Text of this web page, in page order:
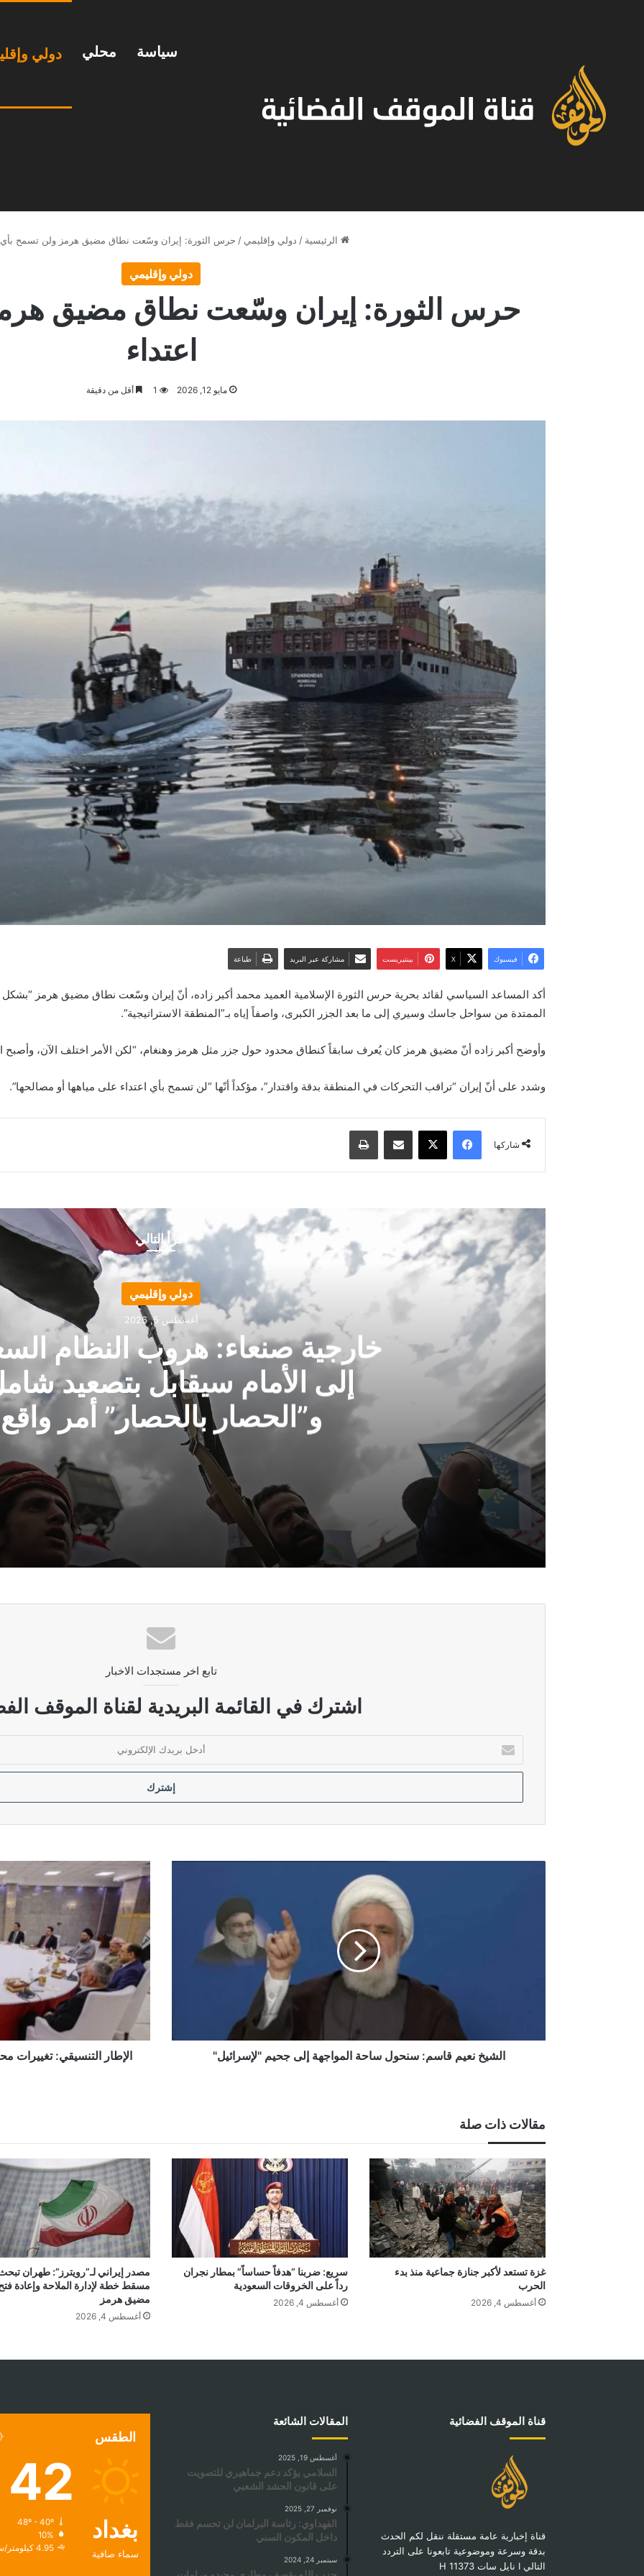
سياسة محلي دولي
الرئيسية / دولي وإقليمي / حرس الثورة: إيران وسّعت نطاق مضيق هرمز ولن تسمح بأي
دولي وإقليمي
حرس الثورة: إيران وسّعت نطاق مضيق
اعتداء
مايو 12, 2026 1 أقل من دقيقة
فيسبوك ‫X بينتيريست مشاركة عبر البريد طباعة
أكد المساعد السياسي لقائد بحرية حرس الثورة الإسلامية العميد محمد أكبر زاده، أنّ إيران وسّعت نطاق مضيق هرمز
الممتدة من سواحل جاسك وسيري إلى ما بعد الجزر الكبرى، واصفاً إياه بـ”المنطقة الاستراتيجية”.
وأوضح أكبر زاده أنّ مضيق هرمز كان يُعرف سابقاً كنطاق محدود حول جزر مثل هرمز وهنغام، “لكن الأمر اختلف الآن،
وشدد على أنّ إيران “تراقب التحركات في المنطقة بدقة واقتدار”، مؤكداً أنّها “لن تسمح بأي اعتداء على مياهها أو مصالحها”.
شاركها
فيسبوك ‫X مشاركة عبر البريد طباعة
أقرأ التالي
دولي وإقليمي
أغسطس 5, 2026
خارجية صنعاء: هروب النظام
إلى الأمام سيقابل بتصعيد
و”الحصار بالحصار” أمر واقع
أغسطس 5, 2026
خارجية صنعاء: هروب النظام السعودي إلى الأمام سيقابل بتصعيد شامل.. و”الحصار بالحصار” أمر واقع
الدرويش: سوريا تحولت إلى بيئة خصبة للتنظيمات الإرهابية
الأمم المتحدة: عودة أكثر من 800 ألف نازح إلى جنوب لبنان رغم استمرار الاعتداءات الإسرائيلية
تابع اخر مستجدات الاخبار
اشترك في القائمة البريدية لقناة الموقف
بريدك
الإلكتروني
الشيخ نعيم قاسم: سنحول ساحة المواجهة إلى جحيم "لإسرائيل"
الإطار
التنسيقي:
تغييرات
محدودة
في
توزيع
الحقائب
ولا
مساس
بالخريطة
العامة
الإطار التنسيقي: تغييرات
مقالات ذات صلة
غزة تستعد لأكبر جنازة جماعية منذ بدء
الحرب
أغسطس 4, 2026
سريع: ضربنا “هدفاً حساساً” بمطار نجران
رداً على الخروقات السعودية
أغسطس 4, 2026
مصدر إيراني لـ”رويترز”: طهران
مسقط خطة لإدارة الملاحة وإعادة
مضيق هرمز
أغسطس 4, 2026
قناة الموقف الفضائية
قناة إخبارية عامة مستقلة ننقل لكم الحدث
بدقة وسرعة وموضوعية تابعونا على التردد
التالي I نايل سات 11373 H
المقالات الشائعة
أغسطس 19, 2025
السلامي يؤكد دعم جماهيري للتصويت
على قانون الحشد الشعبي
نوفمبر 27, 2025
الفهداوي: رئاسة البرلمان لن تحسم فقط
داخل المكون السني
سبتمبر 24, 2024
الطقس
بغداد
سماء صافية
42
48º - 40º
10%
4.95 كيلومتر/ساعة